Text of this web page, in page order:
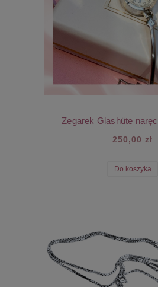
Zegarek Glashüte
250,00 zł
Do koszyka